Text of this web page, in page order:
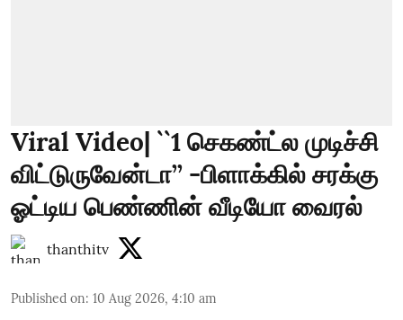
Viral Video| ``1 செகண்ட்ல முடிச்சி
விட்டுருவேன்டா’’ -பிளாக்கில் சரக்கு
ஓட்டிய பெண்ணின் வீடியோ வைரல்
thanthitv
Published on: 10 Aug 2026, 4:10 am